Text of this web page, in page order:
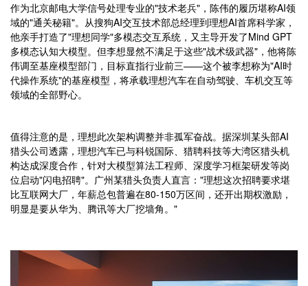
作为北京邮电大学信号处理专业的"技术老兵"，陈伟的履历堪称AI领
域的"通关秘籍"。从搜狗AI交互技术部总经理到理想AI首席科学家，
他亲手打造了"理想同学"多模态交互系统，又主导开发了Mind GPT
多模态认知大模型。但李想显然不满足于这些"战术级武器"，他将陈
伟调至基座模型部门，目标直指行业前三——这个被李想称为"AI时
代操作系统"的基座模型，将承载理想汽车在自动驾驶、车机交互等
领域的全部野心。
值得注意的是，理想此次架构调整并非孤军奋战。据深圳某头部AI
猎头公司透露，理想汽车已与科锐国际、猎聘科技等大湾区猎头机
构达成深度合作，针对大模型算法工程师、深度学习框架研发等岗
位启动"闪电招聘"。广州某猎头负责人直言："理想这次招聘要求堪
比互联网大厂，年薪总包普遍在80-150万区间，还开出期权激励，
明显是要从华为、腾讯等大厂挖墙角。"